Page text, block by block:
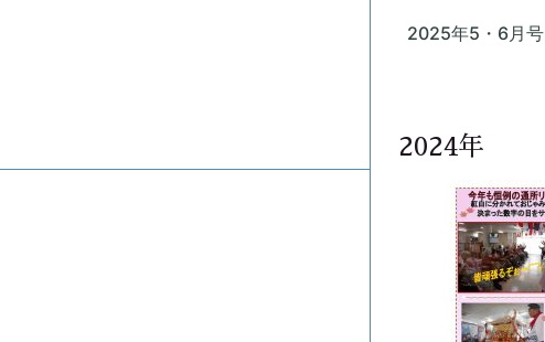
2025年5・6月号
2024年